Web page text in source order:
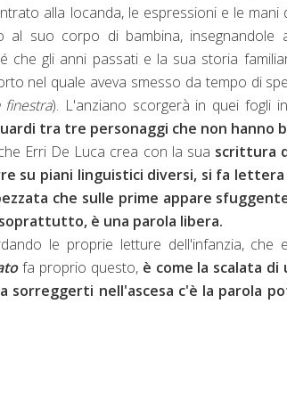
alla locanda, le espressioni e le
al suo corpo di bambina, insegnandole
che gli anni passati e la sua storia
nel quale aveva smesso da tempo di
). L'anziano scorgerà in quei fogli
tra tre personaggi che non hanno
Erri De Luca crea con la sua scrittura
su piani linguistici diversi, si fa
che sulle prime appare
è una parola libera.
le proprie letture dell'infanzia, che
fa proprio questo, è come la scalata
sorreggerti nell'ascesa c'è la parola